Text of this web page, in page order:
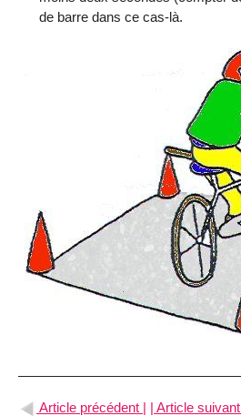
de barre dans ce cas-là.
Article précédent | | Article suivant